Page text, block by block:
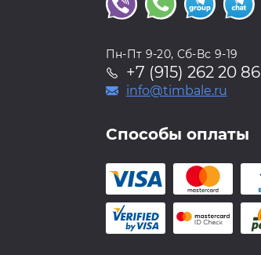
Пн-Пт 9-20, Сб-Вс 9-19
+7 (915) 262 20 86
info@timbale.ru
Способы оплаты